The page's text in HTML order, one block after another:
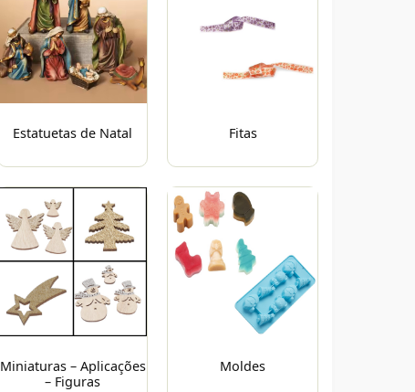
Estatuetas de Natal Fitas
Miniaturas – Aplicações
– Figuras
Moldes